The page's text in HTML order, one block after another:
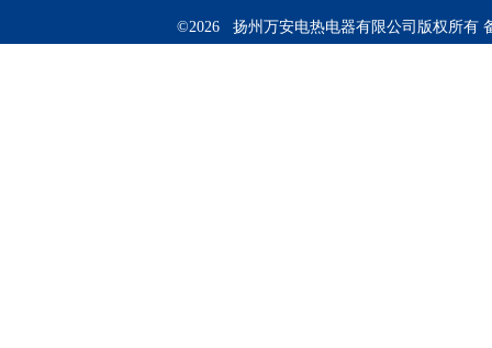
©2026 扬州万安电热电器有限公司版权所有